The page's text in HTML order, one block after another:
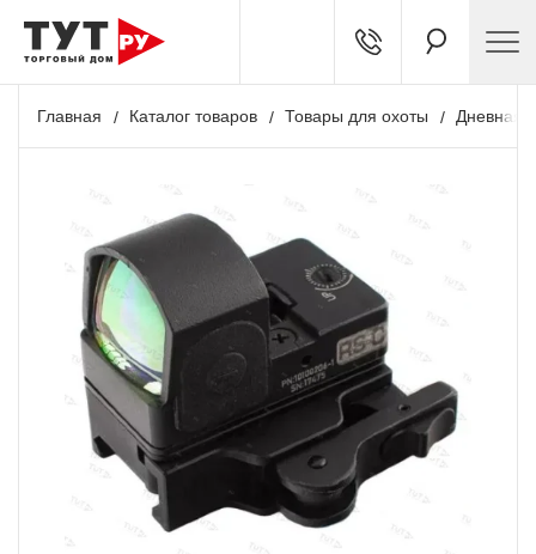
Главная Каталог товаров Товары для охоты Дневная
+ 950 бонусов